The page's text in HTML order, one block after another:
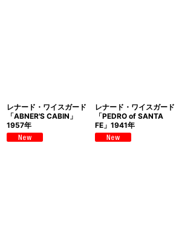
レナード・ワイスガード
「ABNER'S CABIN」
1957年
レナード・ワイスガード
「PEDRO of SANTA
FE」1941年